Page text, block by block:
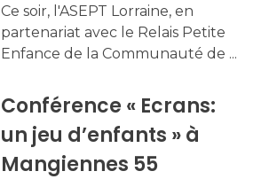
Ce soir, l'ASEPT Lorraine, en
partenariat avec le Relais Petite
Enfance de la Communauté de ...
Conférence « Ecrans:
un jeu d’enfants » à
Mangiennes 55